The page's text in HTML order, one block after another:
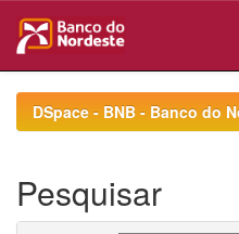
navigationDSpace - BNB - Banco do
Pesquisar